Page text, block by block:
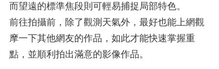
而望遠的標準焦段則可輕易捕捉局部特色。
前往拍攝前，除了觀測天氣外，最好也能上網觀
摩一下其他網友的作品，如此才能快速掌握重
點，並順利拍出滿意的影像作品。